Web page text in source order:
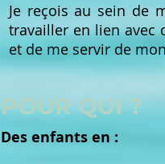
Je reçois au sein de
travailler en lien avec
et de me servir de
POUR QUI ?
​Des enfants en :